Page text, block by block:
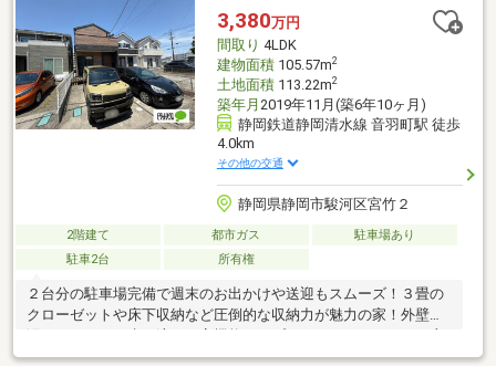
化成ホームズのメーカー保証付別途、太陽光名義変更手続き費用
等がかかりますセットバック不要3,380万円
間取り 4LDK
建物面積105.57m2
土地面積113.22m2
築年月 2019年11月(築6年10ヶ月)
静岡鉄道静岡清水線 音羽町駅 徒歩
4.0km
その他の交通
静岡県静岡市駿河区宮竹２
2階建て 都市ガス
駐車場あり
駐車2台
所有権
２台分の駐車場完備で週末のお出かけや送迎もスムーズ！３畳の
クローゼットや床下収納など圧倒的な収納力が魅力の家！外壁は
汚れがついても水で流れる高機能タイプ♪バルコニー：２０ｍ2主
要採光面：南向き新築時・増改築時の設計図書あり